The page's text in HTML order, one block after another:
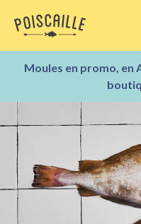
Moules en promo, en